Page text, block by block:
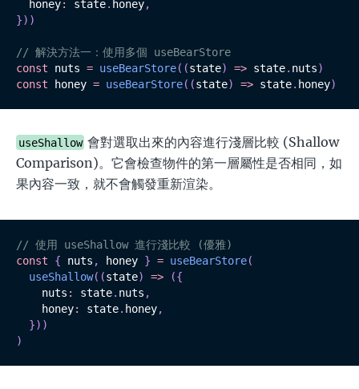
  honey
: state. honey,
}) )
// 解決方法一：使用多個 useBearStore
const nuts = useBearStore( (state) => state. nuts)
const honey = useBearStore( (state) => state. honey)
useShallow 會對選取出來的內容進行淺層比較 (Shallow
Comparison)。它會檢查物件的第一層屬性是否相同，如
果內容一致，就不會觸發重新渲染。
// 使用 useShallow 進行淺比較 (優雅)
const
{ nuts , honey } = useBearStore(
useShallow( (state) => ({
    nuts
: state. nuts ,
    honey
: state. honey,
}) )
)